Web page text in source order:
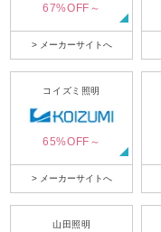
67%OFF～
> メーカーサイトへ
コイズミ照明
65%OFF～
> メーカーサイトへ
山田照明